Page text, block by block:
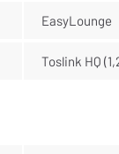
EasyLounge
Toslink HQ